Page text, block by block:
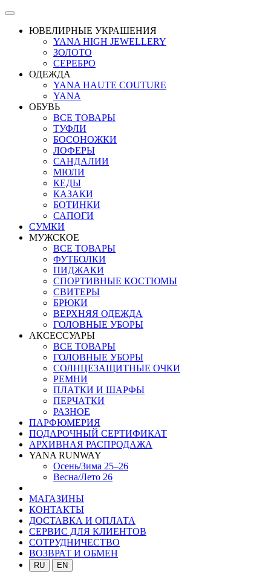
ЮВЕЛИРНЫЕ УКРАШЕНИЯ
YANA HIGH JEWELLERY
ЗОЛОТО
СЕРЕБРО
ОДЕЖДА
YANA HAUTE COUTURE
YANA
ОБУВЬ
ВСЕ ТОВАРЫ
ТУФЛИ
БОСОНОЖКИ
ЛОФЕРЫ
САНДАЛИИ
МЮЛИ
КЕДЫ
КАЗАКИ
БОТИНКИ
САПОГИ
СУМКИ
МУЖСКОЕ
ВСЕ ТОВАРЫ
ФУТБОЛКИ
ПИДЖАКИ
СПОРТИВНЫЕ КОСТЮМЫ
СВИТЕРЫ
БРЮКИ
ВЕРХНЯЯ ОДЕЖДА
ГОЛОВНЫЕ УБОРЫ
АКСЕССУАРЫ
ВСЕ ТОВАРЫ
ГОЛОВНЫЕ УБОРЫ
СОЛНЦЕЗАЩИТНЫЕ ОЧКИ
РЕМНИ
ПЛАТКИ И ШАРФЫ
ПЕРЧАТКИ
РАЗНОЕ
ПАРФЮМЕРИЯ
ПОДАРОЧНЫЙ СЕРТИФИКАТ
АРХИВНАЯ РАСПРОДАЖА
YANA RUNWAY
Осень/Зима 25–26
Весна/Лето 26
МАГАЗИНЫ
КОНТАКТЫ
ДОСТАВКА И ОПЛАТА
СЕРВИС ДЛЯ КЛИЕНТОВ
СОТРУДНИЧЕСТВО
ВОЗВРАТ И ОБМЕН
RU EN